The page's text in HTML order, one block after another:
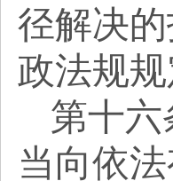
径解决
政法规
第十六
当向依